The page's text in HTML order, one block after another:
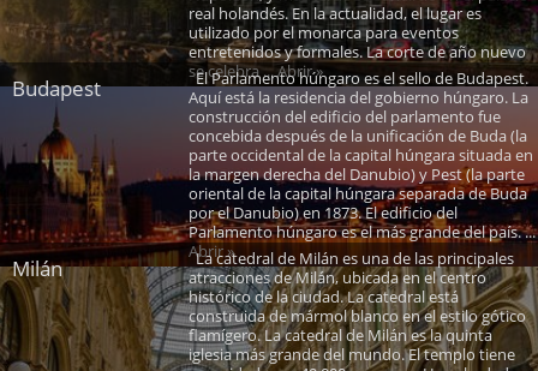
real holandés. En la actualidad, el lugar es
utilizado por el monarca para eventos
entretenidos y formales. La corte de año nuevo
se celebra ... Abrir »
Budapest
El Parlamento húngaro es el sello de Budapest.
Aquí está la residencia del gobierno húngaro. La
construcción del edificio del parlamento fue
concebida después de la unificación de Buda (la
parte occidental de la capital húngara situada en
la margen derecha del Danubio) y Pest (la parte
oriental de la capital húngara separada de Buda
por el Danubio) en 1873. El edificio del
Parlamento húngaro es el más grande del país. ...
Abrir »
Milán
La catedral de Milán es una de las principales
atracciones de Milán, ubicada en el centro
histórico de la ciudad. La catedral está
construida de mármol blanco en el estilo gótico
flamígero. La catedral de Milán es la quinta
iglesia más grande del mundo. El templo tiene